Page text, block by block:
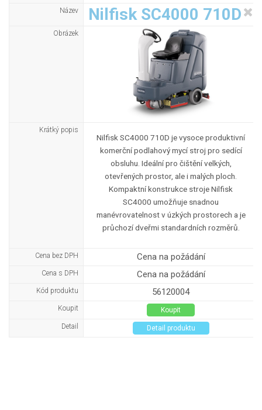
Název Nilfisk SC4000 710D
Obrázek
Krátký popis
Nilfisk SC4000 710D je vysoce produktivní
komerční podlahový mycí stroj pro sedící
obsluhu. Ideální pro čištění velkých,
otevřených prostor, ale i malých ploch.
Kompaktní konstrukce stroje Nilfisk
SC4000 umožňuje snadnou
manévrovatelnost v úzkých prostorech a je
průchozí dveřmi standardních rozměrů.
Cena bez DPH Cena na požádání
Cena s DPH Cena na požádání
Kód produktu 56120004
Koupit
Koupit
Detail
Detail produktu